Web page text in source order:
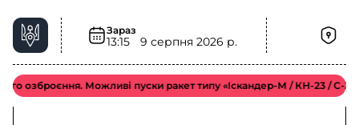
Зараз
13:15 9 серпня 2026 р.
Можливі пуски ракет типу «Іскандер-М / КН-23 / С-300».